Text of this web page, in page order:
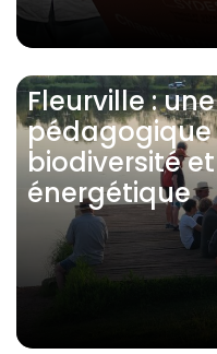
Fleurville :
biodiversité
énergétique